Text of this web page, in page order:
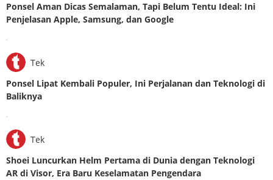
Ponsel Aman Dicas Semalaman, Tapi Belum Tentu Ideal: Ini
Penjelasan Apple, Samsung, dan Google
.
Tek
Ponsel Lipat Kembali Populer, Ini Perjalanan dan Teknologi di
Baliknya
.
Tek
Shoei Luncurkan Helm Pertama di Dunia dengan Teknologi
AR di Visor, Era Baru Keselamatan Pengendara